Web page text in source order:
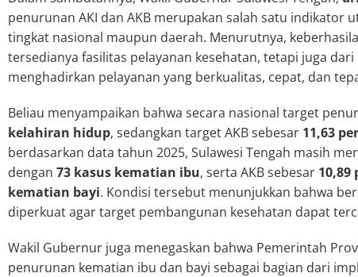
penurunan AKI dan AKB merupakan salah satu indikator
tingkat nasional maupun daerah. Menurutnya,
tersedianya fasilitas pelayanan kesehatan, tetapi juga
menghadirkan pelayanan yang berkualitas, cepat, dan
Beliau menyampaikan bahwa secara nasional target
kelahiran hidup, sedangkan target AKB sebesar 11,63
berdasarkan data tahun 2025, Sulawesi Tengah masih
dengan 73 kasus kematian ibu, serta AKB sebesar 10,89
kematian bayi. Kondisi tersebut menunjukkan bahwa
diperkuat agar target pembangunan kesehatan dapat
Wakil Gubernur juga menegaskan bahwa Pemerintah
penurunan kematian ibu dan bayi sebagai bagian dari